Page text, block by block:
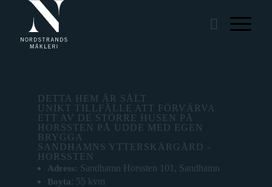
DETTA HEM ÄR SÅLT
UNIKT TILLFÄLLE ATT FÖRVÄRVA
ETT AV DE STÖRRE HUSEN PÅ
HORSSTEN PÅ UDDE MED EGEN
BRYGGA
SANDHAMNS YTTERSKÄRGÅRD -
HORSSTEN
Adress: Sandhamn Horssten 101, Sandhamn
Boyta : 55 kvm